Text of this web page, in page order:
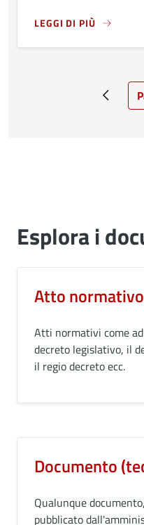
LEGGI DI PIÙ
LEGGI ANCORA
Pagina
Esplora i
Atto normativo
Atti normativi come
decreto legislativo, il
il regio decreto ecc.
Documento
Qualunque
pubblicato